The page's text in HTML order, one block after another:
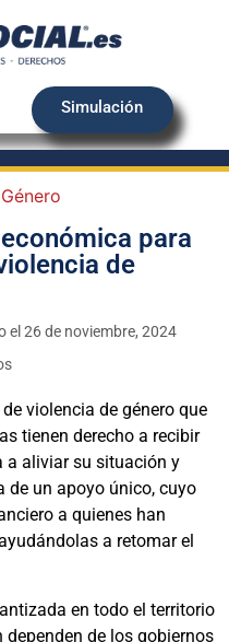
Simulación
para
de
el 26 de noviembre, 2024
violencia de género que
tienen derecho a recibir
a aliviar su situación y
de un apoyo único, cuyo
a quienes han
a retomar el
en todo el territorio
de los gobiernos